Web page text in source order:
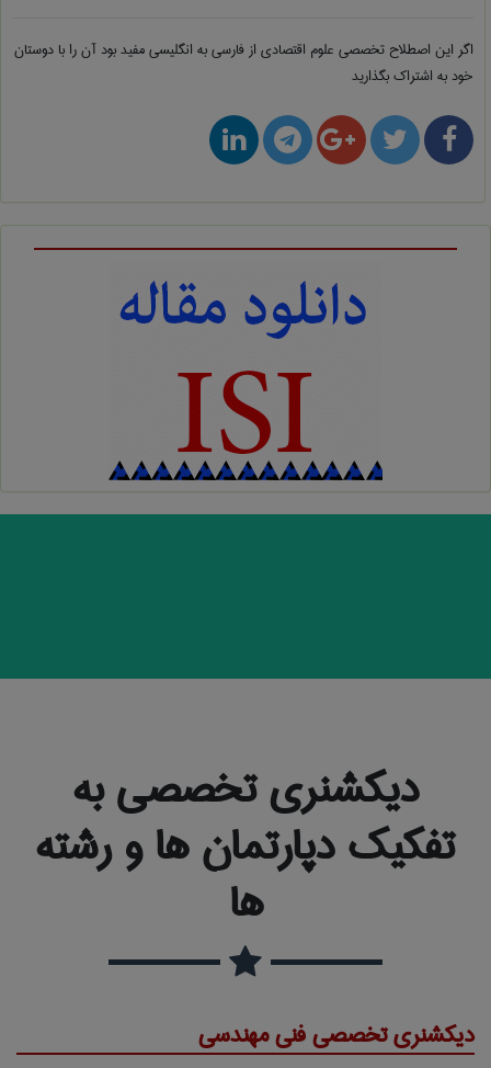
اگر این اصطلاح تخصصی علوم اقتصادی از فارسی به انگلیسیمفید بود آن را با دوستان
خود به اشتراک بگذارید
دیکشنری تخصصی به
تفکیک دپارتمان ها و رشته
ها
دیکشنری تخصصی فنی مهندسی